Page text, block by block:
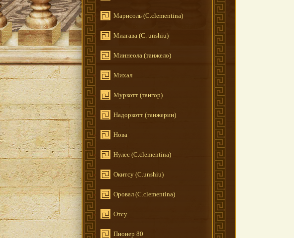
Марисоль (C.clementina)
Миагава (C. unshiu)
Миннеола (танжело)
Михал
Муркотт (тангор)
Надоркотт (танжерин)
Нова
Нулес (C.clementina)
Окитсу (C.unshiu)
Оровал (C.clementina)
Отсу
Пионер 80